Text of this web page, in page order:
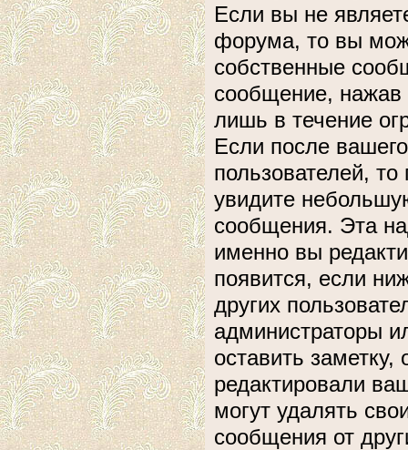
Если вы не
форума, то вы
собственные
сообщение, нажав
лишь в течение
Если после
пользователей,
увидите
сообщения. Эта
именно вы
появится, если
других
администраторы
оставить заметку,
редактировали
могут удалять
сообщения от